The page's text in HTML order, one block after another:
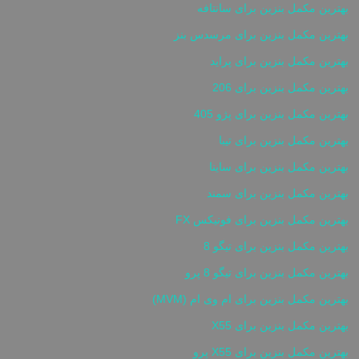
بهترین مکمل بنزین برای سانتافه
بهترین مکمل بنزین برای مرسدس بنز
بهترین مکمل بنزین برای پراید
بهترین مکمل بنزین برای 206
بهترین مکمل بنزین برای پژو 405
بهترین مکمل بنزین برای تیبا
بهترین مکمل بنزین برای ساینا
بهترین مکمل بنزین برای سمند
بهترین مکمل بنزین برای فونیکس FX
بهترین مکمل بنزین برای تیگو 8
بهترین مکمل بنزین برای تیگو 8 پرو
بهترین مکمل بنزین برای ام وی ام (MVM)
بهترین مکمل بنزین برای X55
بهترین مکمل بنزین برای X55 پرو